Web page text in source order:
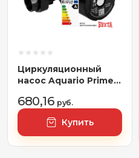
Циркуляционный
насос Aquario Prime-
680,16 руб.
Купить